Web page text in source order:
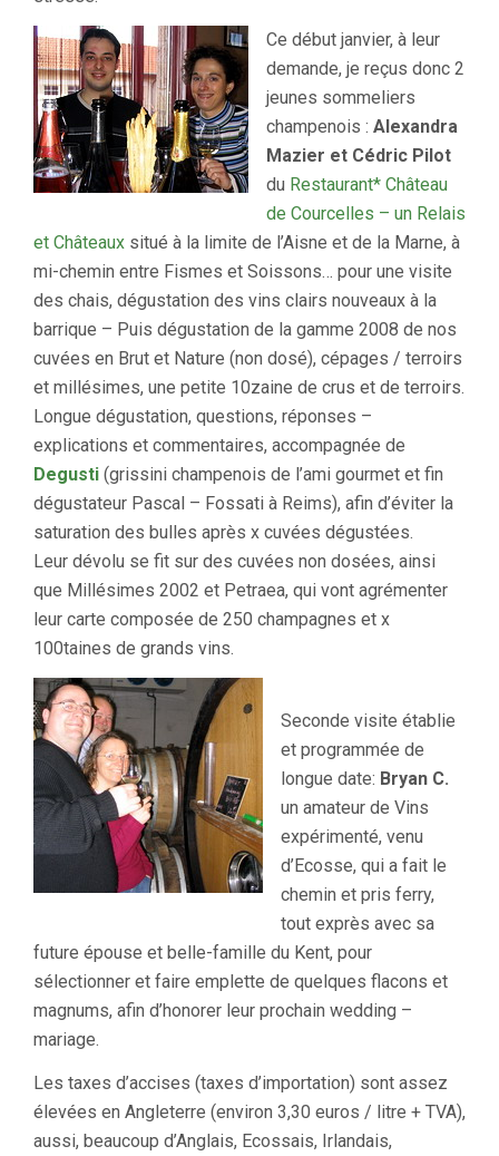
Ce début janvier, à leur
demande, je reçus donc 2
jeunes sommeliers
champenois : Alexandra
Mazier et Cédric Pilot
du Restaurant* Château
de Courcelles – un Relais
et Châteaux situé à la limite de l’Aisne et de la Marne, à
mi-chemin entre Fismes et Soissons… pour une visite
des chais, dégustation des vins clairs nouveaux à la
barrique – Puis dégustation de la gamme 2008 de nos
cuvées en Brut et Nature (non dosé), cépages / terroirs
et millésimes, une petite 10zaine de crus et de terroirs.
Longue dégustation, questions, réponses –
explications et commentaires, accompagnée de
Degusti (grissini champenois de l’ami gourmet et fin
dégustateur Pascal – Fossati à Reims), afin d’éviter la
saturation des bulles après x cuvées dégustées.
Leur dévolu se fit sur des cuvées non dosées, ainsi
que Millésimes 2002 et Petraea, qui vont agrémenter
leur carte composée de 250 champagnes et x
100taines de grands vins.
Seconde visite établie
et programmée de
longue date: Bryan C.
un amateur de Vins
expérimenté, venu
d’Ecosse, qui a fait le
chemin et pris ferry,
tout exprès avec sa
future épouse et belle-famille du Kent, pour
sélectionner et faire emplette de quelques flacons et
magnums, afin d’honorer leur prochain wedding –
mariage.
Les taxes d’accises (taxes d’importation) sont assez
élevées en Angleterre (environ 3,30 euros / litre + TVA),
aussi, beaucoup d’Anglais, Ecossais, Irlandais,